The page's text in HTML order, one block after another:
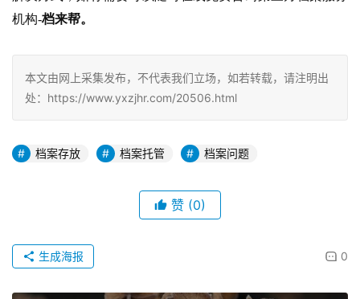
机构-档来帮。
本文由网上采集发布，不代表我们立场，如若转载，请注明出
处：https://www.yxzjhr.com/20506.html
档案存放 档案托管 档案问题
赞 (0)
0
生成海报